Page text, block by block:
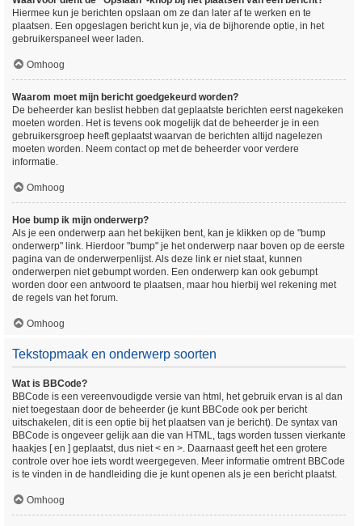
Hiermee kun je berichten opslaan om ze dan later af te werken en te
plaatsen. Een opgeslagen bericht kun je, via de bijhorende optie, in het
gebruikerspaneel weer laden.
Omhoog
Waarom moet mijn bericht goedgekeurd worden?
De beheerder kan beslist hebben dat geplaatste berichten eerst nagekeken
moeten worden. Het is tevens ook mogelijk dat de beheerder je in een
gebruikersgroep heeft geplaatst waarvan de berichten altijd nagelezen
moeten worden. Neem contact op met de beheerder voor verdere
informatie.
Omhoog
Hoe bump ik mijn onderwerp?
Als je een onderwerp aan het bekijken bent, kan je klikken op de "bump
onderwerp" link. Hierdoor "bump" je het onderwerp naar boven op de eerste
pagina van de onderwerpenlijst. Als deze link er niet staat, kunnen
onderwerpen niet gebumpt worden. Een onderwerp kan ook gebumpt
worden door een antwoord te plaatsen, maar hou hierbij wel rekening met
de regels van het forum.
Omhoog
Tekstopmaak en onderwerp soorten
Wat is BBCode?
BBCode is een vereenvoudigde versie van html, het gebruik ervan is al dan
niet toegestaan door de beheerder (je kunt BBCode ook per bericht
uitschakelen, dit is een optie bij het plaatsen van je bericht). De syntax van
BBCode is ongeveer gelijk aan die van HTML, tags worden tussen vierkante
haakjes [ en ] geplaatst, dus niet < en >. Daarnaast geeft het een grotere
controle over hoe iets wordt weergegeven. Meer informatie omtrent BBCode
is te vinden in de handleiding die je kunt openen als je een bericht plaatst.
Omhoog